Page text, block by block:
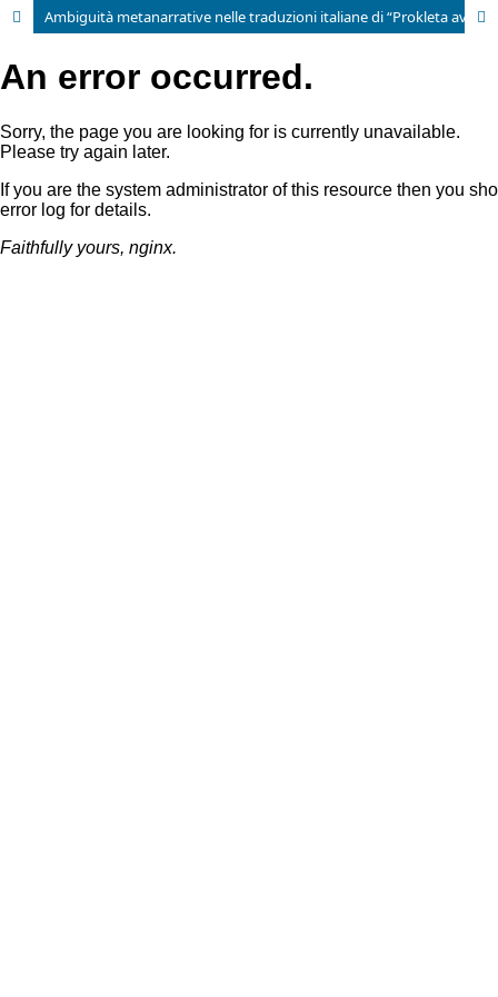
Ambiguità metanarrative nelle traduzioni italiane di “Prokleta avlija” di Ivo Andri´c